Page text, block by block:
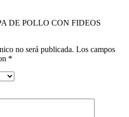
DE POLLO CON FIDEOS
no será publicada. Los campos
*